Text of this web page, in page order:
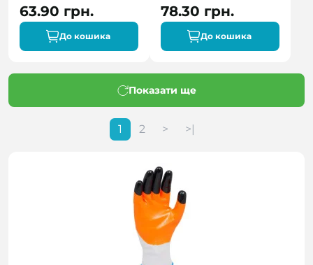
63.90 грн.
До кошика
78.30 грн.
До кошика
Показати ще
1 2 > >|